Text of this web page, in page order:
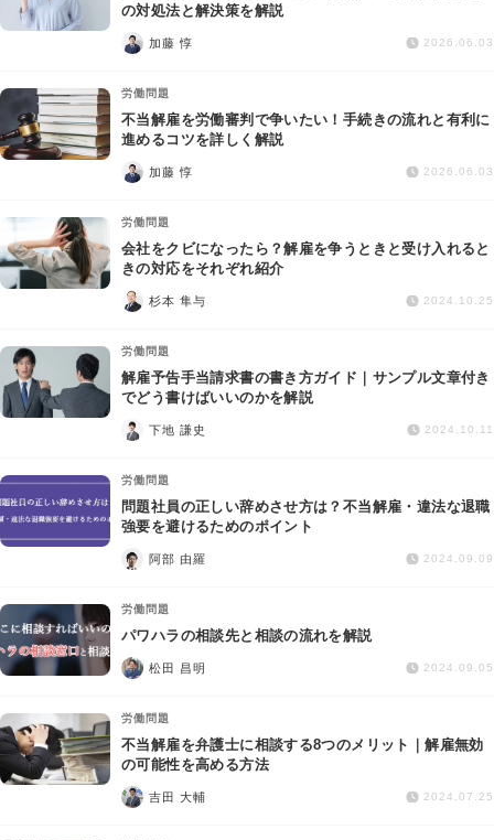
資金調達
企業法務
の対処法と解決策を解説
加藤 惇 2026.06.03
労働問題
不当解雇を労働審判で争いたい！手続きの流れと有利に
進めるコツを詳しく解説
加藤 惇 2026.06.03
労働問題
会社をクビになったら？解雇を争うときと受け入れると
きの対応をそれぞれ紹介
杉本 隼与 2024.10.25
労働問題
解雇予告手当請求書の書き方ガイド｜サンプル文章付き
でどう書けばいいのかを解説
下地 謙史 2024.10.11
労働問題
問題社員の正しい辞めさせ方は？不当解雇・違法な退職
強要を避けるためのポイント
阿部 由羅 2024.09.09
労働問題
パワハラの相談先と相談の流れを解説
松田 昌明 2024.09.05
労働問題
不当解雇を弁護士に相談する8つのメリット｜解雇無効
の可能性を高める方法
吉田 大輔 2024.07.25